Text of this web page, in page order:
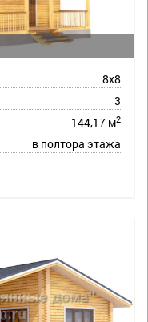
8х8
3
144,17 м2
в полтора этажа